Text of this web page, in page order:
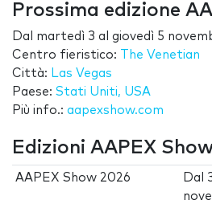
Prossima edizione
Dal martedì 3 al giovedì 5
Centro fieristico:
The Venetian
Città: Las Vegas
Paese: Stati Uniti, USA
Più info.: aapexshow.com
Edizioni AAPEX
AAPEX Show 2026 Dal